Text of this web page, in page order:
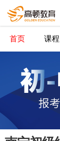
首页 课程